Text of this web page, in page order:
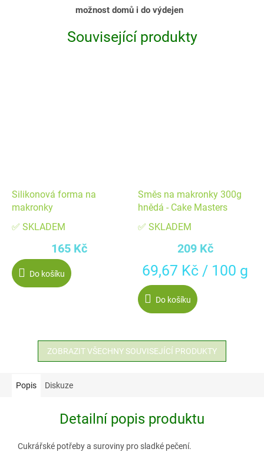
možnost domů i do výdejen
Související produkty
Silikonová forma na
makronky
✅ SKLADEM
165 Kč
Do košíku
Směs na makronky 300g
hnědá - Cake Masters
✅ SKLADEM
209 Kč
Měrná
cena:
69,67 Kč / 100 g
Do košíku
ZOBRAZIT VŠECHNY SOUVISEJÍCÍ PRODUKTY
Popis Diskuze
Detailní popis produktu
Cukrářské potřeby a suroviny pro sladké pečení.